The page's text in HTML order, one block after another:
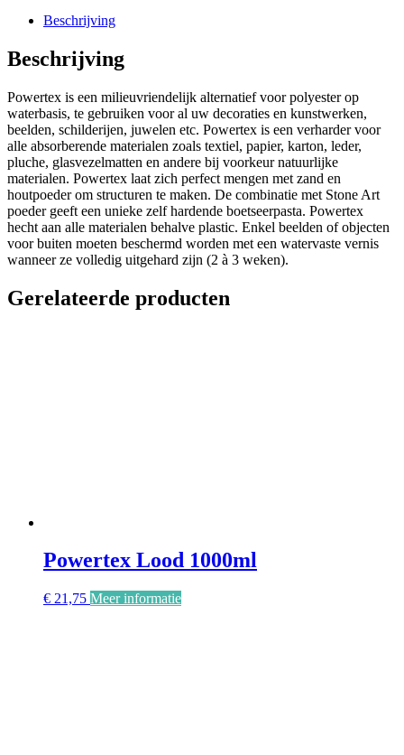
Beschrijving
Beschrijving
Powertex is een milieuvriendelijk alternatief voor polyester op
waterbasis, te gebruiken voor al uw decoraties en kunstwerken,
beelden, schilderijen, juwelen etc. Powertex is een verharder voor
alle absorberende materialen zoals textiel, papier, karton, leder,
pluche, glasvezelmatten en andere bij voorkeur natuurlijke
materialen. Powertex laat zich perfect mengen met zand en
houtpoeder om structuren te maken. De combinatie met Stone Art
poeder geeft een unieke zelf hardende boetseerpasta. Powertex
hecht aan alle materialen behalve plastic. Enkel beelden of objecten
voor buiten moeten beschermd worden met een watervaste vernis
wanneer ze volledig uitgehard zijn (2 à 3 weken).
Gerelateerde producten
Powertex Lood 1000ml
€ 21,75 Meer informatie